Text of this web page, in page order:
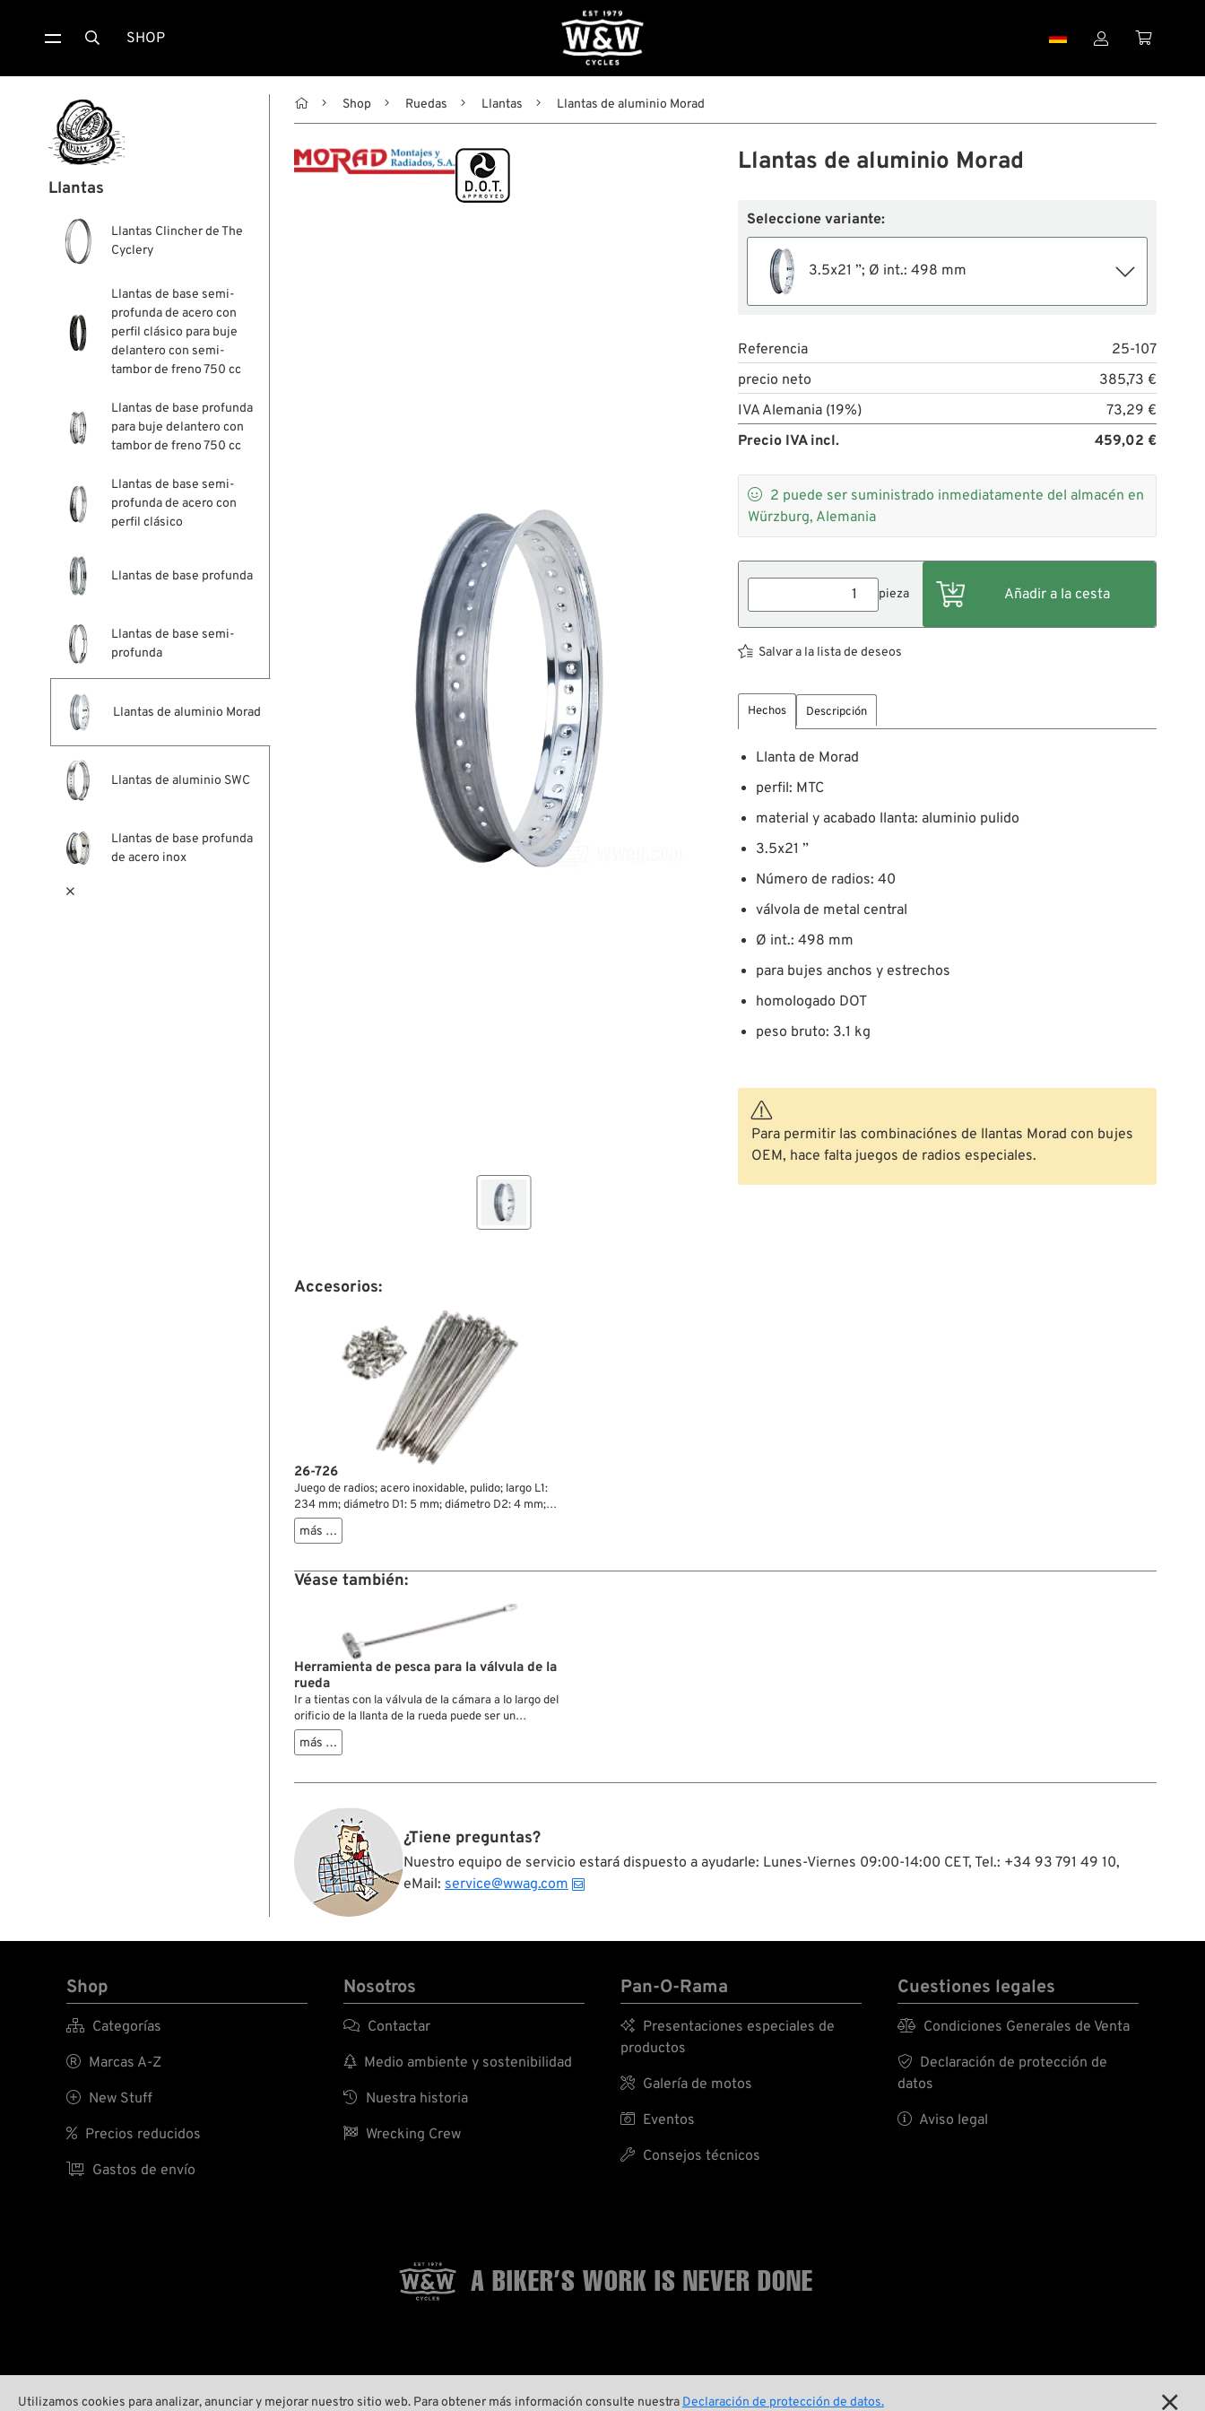
Utilizamos cookies para analizar, anunciar y mejorar nuestro sitio web. Para obtener más información consulte nuestra Declaración de protección de datos. 
 SHOP  
Llantas
Llantas Clincher de The
Cyclery
Llantas de base semi-
profunda de acero con
perfil clásico para buje
delantero con semi-
tambor de freno 750 cc
Llantas de base profunda
para buje delantero con
tambor de freno 750 cc
Llantas de base semi-
profunda de acero con
perfil clásico
Llantas de base profunda
Llantas de base semi-
profunda
Llantas de aluminio Morad
Llantas de aluminio SWC
Llantas de base profunda
de acero inox

 Shop Ruedas Llantas Llantas de aluminio Morad
Llantas de aluminio Morad
Seleccione variante:
3.5x21 ”; Ø int.: 498 mm
Referencia
25-107
precio neto
385,73 €
IVA Alemania (19%)
73,29 €
Precio IVA incl.
459,02 €
 2 puede ser suministrado inmediatamente del almacén en
Würzburg, Alemania
pieza
Salvar a la lista de deseos
Hechos Descripción
Llanta de Morad
perfil: MTC
material y acabado llanta: aluminio pulido
3.5x21 ”
Número de radios: 40
válvola de metal central
Ø int.: 498 mm
para bujes anchos y estrechos
homologado DOT
peso bruto: 3.1 kg
Para permitir las combinaciónes de llantas Morad con bujes
OEM, hace falta juegos de radios especiales.
Accesorios:
26-726
Juego de radios; acero inoxidable, pulido; largo L1:
234 mm; diámetro D1: 5 mm; diámetro D2: 4 mm;
ángulo α: 104 °; rosca: M4.5; para buje ancho; para
llantas Morad 21"; de 80 piezas; con tuercas Ø 7.2
más …
Véase también:
Herramienta de pesca para la válvula de la
rueda
Ir a tientas con la válvula de la cámara a lo largo del
orificio de la llanta de la rueda puede ser un
auténtico quebradero de cabeza. Esta herramienta
facilita la tarea gracias a su cable de 21 cm y a su
orificio de la llanta, acoplar la tapita roscada a la
través de la llanta, y todo sin pillarse los dedos ni
dañar la rosca. Con extractor de válvulas dentro del
mango.
más …
¿Tiene preguntas?
Nuestro equipo de servicio estará dispuesto a ayudarle: Lunes-Viernes 09:00-14:00 CET, Tel.: +34 93 791 49 10,
eMail: service@wwag.com
Shop
 Categorías
 Marcas A-Z
 New Stuff
 Precios reducidos
 Gastos de envío
Nosotros
 Contactar
 Medio ambiente y sostenibilidad
 Nuestra historia
 Wrecking Crew
Pan-O-Rama

Presentaciones especiales de
productos
 Galería de motos
 Eventos
 Consejos técnicos
Cuestiones legales
 Condiciones Generales de Venta

Declaración de protección de
datos
 Aviso legal
A BIKER’S WORK IS NEVER DONE
  